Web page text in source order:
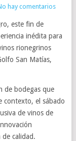
hay comentarios
este fin de
inédita para
rionegrinos
San Matías,
de bodegas que
contexto, el sábado
de vinos de
calidad.